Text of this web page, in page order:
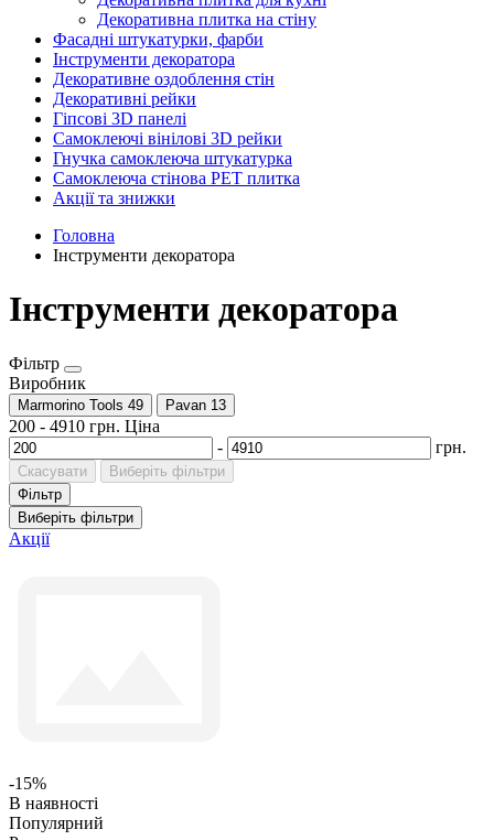
Декоративна плитка на стіну
Фасадні штукатурки, фарби
Інструменти декоратора
Декоративне оздоблення стін
Декоративні рейки
Гіпсові 3D панелі
Самоклеючі вінілові 3D рейки
Гнучка самоклеюча штукатурка
Самоклеюча стінова PET плитка
Акції та знижки
Головна
Інструменти декоратора
Інструменти декоратора
Фільтр
Виробник
Marmorino Tools 49 Pavan 13
200 - 4910 грн. Ціна
-
грн.
Скасувати
Виберіть фільтри
Фільтр
Виберіть фільтри
Акції
-15%
В наявності
Популярний